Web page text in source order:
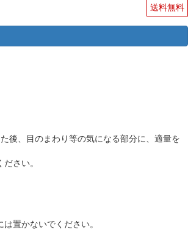
送料無料
後、目のまわり等の気になる部分に、適量を
さい。
置かないでください。